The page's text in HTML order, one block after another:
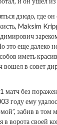
дзюдо, где
Maksim
еще далеко
иметь
в совет
без
году ему
забив в
ворота своей